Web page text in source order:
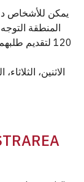
يمكن للأشخاص
المنطقة
120 لتقديم